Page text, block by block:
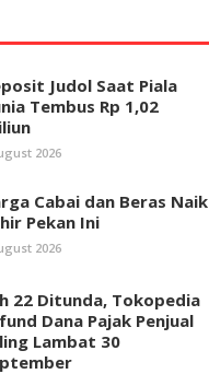
Judol Saat Piala
Tembus Rp 1,02
2026
Cabai dan Beras Naik
Pekan Ini
2026
22 Ditunda, Tokopedia
Dana Pajak Penjual
Lambat 30